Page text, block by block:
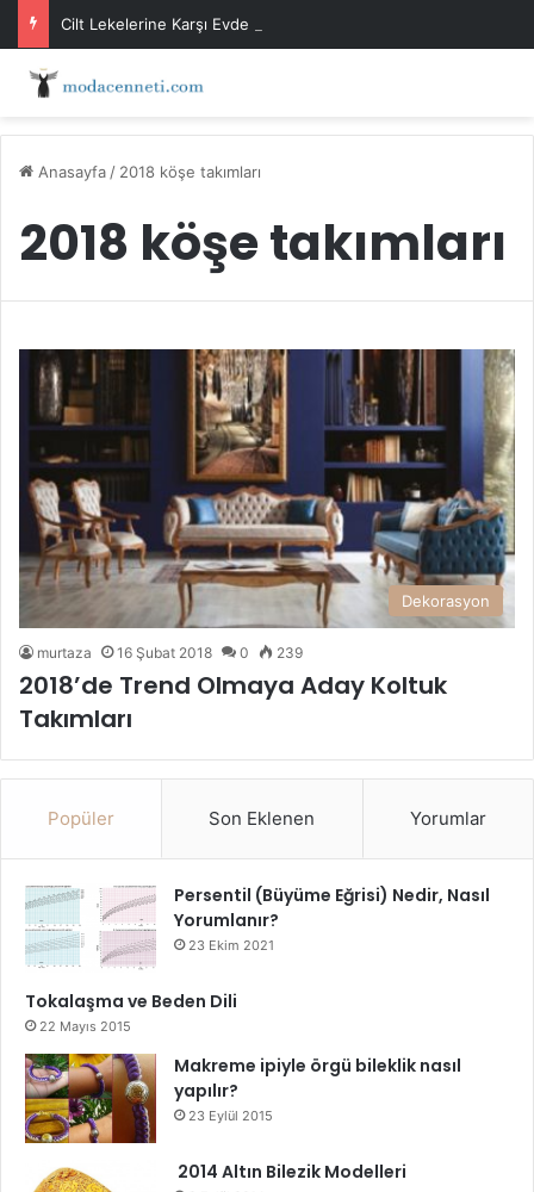
Cilt Lekelerine Karşı Evde Maske Önerileri
Anasayfa / 2018 köşe takımları
2018 köşe takımları
Dekorasyon
murtaza 16 Şubat 2018 0 239
2018’de Trend Olmaya Aday Koltuk
Takımları
Popüler Son Eklenen Yorumlar
Persentil (Büyüme Eğrisi) Nedir, Nasıl
Yorumlanır?
23 Ekim 2021
Tokalaşma ve Beden Dili
22 Mayıs 2015
Makreme ipiyle örgü bileklik nasıl
yapılır?
23 Eylül 2015
2014 Altın Bilezik Modelleri